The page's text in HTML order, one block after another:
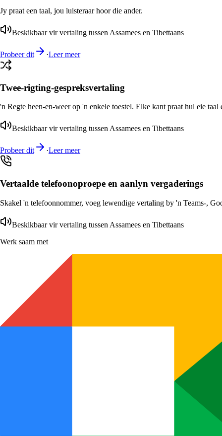
Jy praat een taal, jou luisteraar hoor die ander.
Beskikbaar vir vertaling tussen Assamees en Tibettaans
Probeer dit ·Leer meer
Twee-rigting-gespreksvertaling
'n Regte heen-en-weer op 'n enkele toestel. Elke kant praat hul eie taal
Beskikbaar vir vertaling tussen Assamees en Tibettaans
Probeer dit ·Leer meer
Vertaalde telefoonoproepe en aanlyn vergaderings
Skakel 'n telefoonnommer, voeg lewendige vertaling by 'n Teams-,
Beskikbaar vir vertaling tussen Assamees en Tibettaans
Werk saam met